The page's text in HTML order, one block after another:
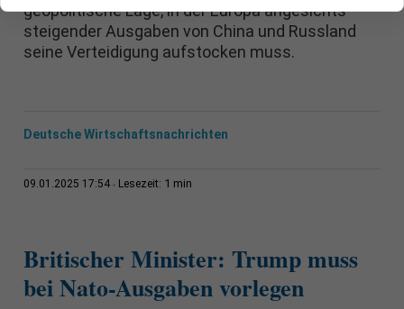
geopolitische Lage, in der Europa angesichts
steigender Ausgaben von China und Russland
seine Verteidigung aufstocken muss.
Deutsche Wirtschaftsnachrichten
09.01.2025 17:54 Lesezeit: 1 min
Britischer Minister: Trump muss
bei Nato-Ausgaben vorlegen